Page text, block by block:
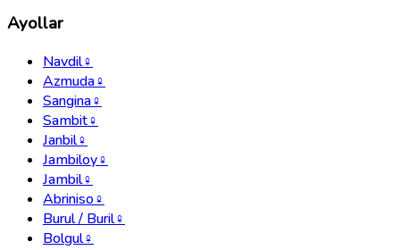
Ayollar
Navdil♀
Azmuda♀
Sangina♀
Sambit♀
Janbil♀
Jambiloy♀
Jambil♀
Abriniso♀
Burul / Buril♀
Bolgul♀